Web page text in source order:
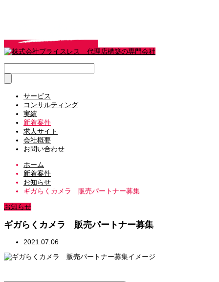
サービス
コンサルティング
実績
新着案件
求人サイト
会社概要
お問い合わせ
ホーム
新着案件
お知らせ
ギガらくカメラ 販売パートナー募集
お知らせ
ギガらくカメラ 販売パートナー募集
2021.07.06